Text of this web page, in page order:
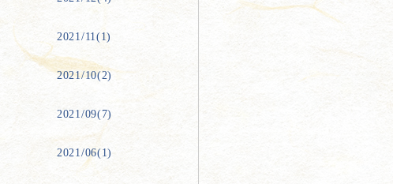
2021/11(1)
2021/10(2)
2021/09(7)
2021/06(1)